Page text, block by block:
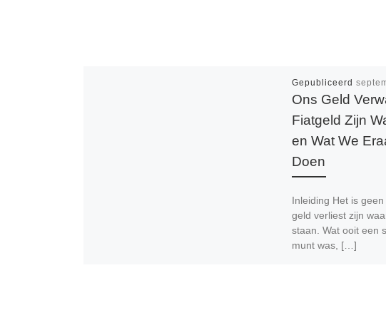
Gepubliceerd
Ons Geld
Fiatgeld Zijn
en Wat We
Doen
Inleiding Het is
geld verliest zijn
staan. Wat ooit een
munt was, […]